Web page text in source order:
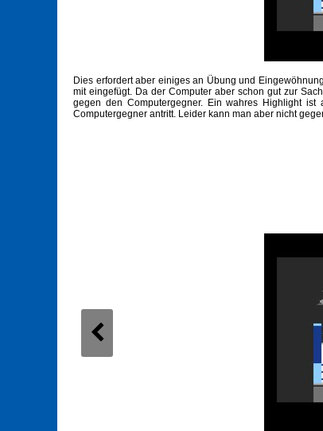
Dies erfordert aber einiges an Übung und
mit eingefügt. Da der Computer aber schon gut zur
gegen den Computergegner. Ein wahres Highlight
Computergegner antritt. Leider kann man aber nicht